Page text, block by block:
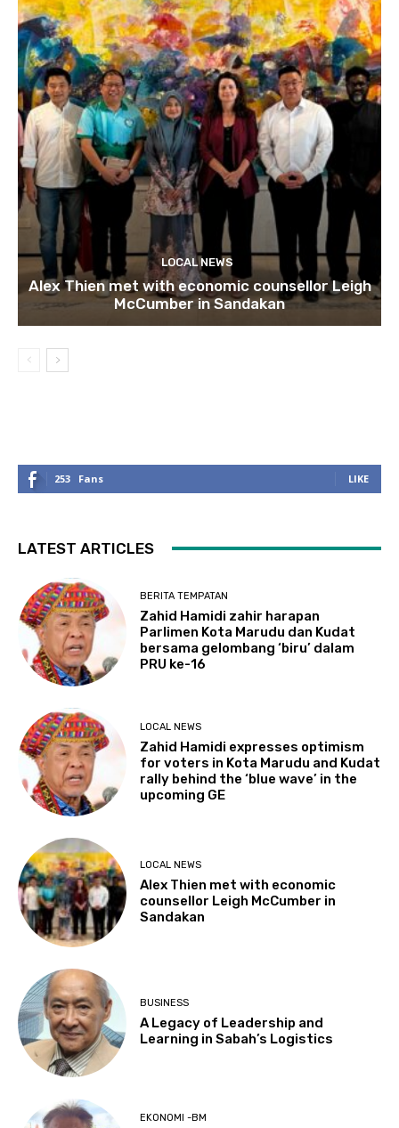
LOCAL NEWS
Alex Thien met with economic counsellor Leigh
McCumber in Sandakan
253 Fans LIKE
LATEST ARTICLES
BERITA TEMPATAN
Zahid Hamidi zahir harapan
Parlimen Kota Marudu dan Kudat
bersama gelombang ‘biru’ dalam
PRU ke-16
LOCAL NEWS
Zahid Hamidi expresses optimism
for voters in Kota Marudu and Kudat
rally behind the ‘blue wave’ in the
upcoming GE
LOCAL NEWS
Alex Thien met with economic
counsellor Leigh McCumber in
Sandakan
BUSINESS
A Legacy of Leadership and
Learning in Sabah’s Logistics
EKONOMI -BM